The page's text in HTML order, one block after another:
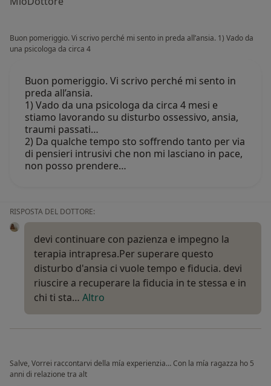
Buon pomeriggio. Vi scrivo perché mi sento in preda all’ansia. 1) Vado da
una psicologa da circa 4
Buon pomeriggio. Vi scrivo perché mi sento in
preda all’ansia.
1) Vado da una psicologa da circa 4 mesi e
stiamo lavorando su disturbo ossessivo, ansia,
traumi passati…
2) Da qualche tempo sto soffrendo tanto per via
di pensieri intrusivi che non mi lasciano in pace,
non posso prendere…
RISPOSTA DEL DOTTORE:
devi continuare con pazienza e impegno la
terapia intrapresa.Per superare questo
disturbo d'ansia ci vuole tempo e fiducia. devi
riuscire a recuperare la fiducia in te stessa e in
chi ti sta… Altro
Salve, Vorrei raccontarvi della mía experienzia… Con la mía ragazza ho 5
anni di relazione tra alt